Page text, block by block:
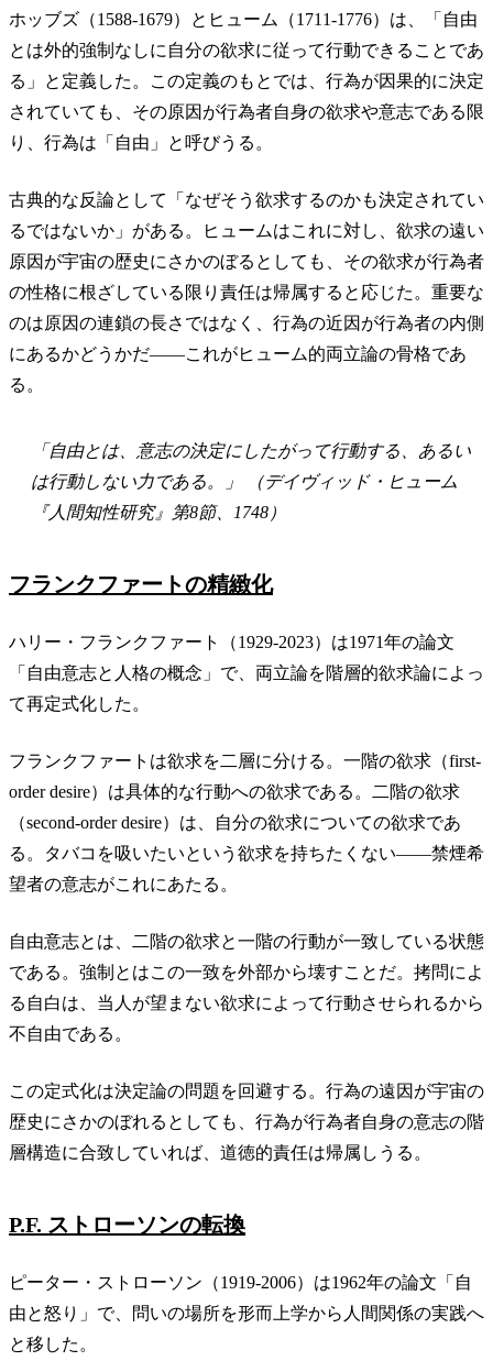
ホッブズ（1588-1679）とヒューム（1711-1776）は、「自由
とは外的強制なしに自分の欲求に従って行動できることであ
る」と定義した。この定義のもとでは、行為が因果的に決定
されていても、その原因が行為者自身の欲求や意志である限
り、行為は「自由」と呼びうる。
古典的な反論として「なぜそう欲求するのかも決定されてい
るではないか」がある。ヒュームはこれに対し、欲求の遠い
原因が宇宙の歴史にさかのぼるとしても、その欲求が行為者
の性格に根ざしている限り責任は帰属すると応じた。重要な
のは原因の連鎖の長さではなく、行為の近因が行為者の内側
にあるかどうかだ——これがヒューム的両立論の骨格であ
る。
「自由とは、意志の決定にしたがって行動する、あるい
は行動しない力である。」 （デイヴィッド・ヒューム
『人間知性研究』第8節、1748）
フランクファートの精緻化
ハリー・フランクファート（1929-2023）は1971年の論文
「自由意志と人格の概念」で、両立論を階層的欲求論によっ
て再定式化した。
フランクファートは欲求を二層に分ける。一階の欲求（first-
order desire）は具体的な行動への欲求である。二階の欲求
（second-order desire）は、自分の欲求についての欲求であ
る。タバコを吸いたいという欲求を持ちたくない——禁煙希
望者の意志がこれにあたる。
自由意志とは、二階の欲求と一階の行動が一致している状態
である。強制とはこの一致を外部から壊すことだ。拷問によ
る自白は、当人が望まない欲求によって行動させられるから
不自由である。
この定式化は決定論の問題を回避する。行為の遠因が宇宙の
歴史にさかのぼれるとしても、行為が行為者自身の意志の階
層構造に合致していれば、道徳的責任は帰属しうる。
P.F. ストローソンの転換
ピーター・ストローソン（1919-2006）は1962年の論文「自
由と怒り」で、問いの場所を形而上学から人間関係の実践へ
と移した。